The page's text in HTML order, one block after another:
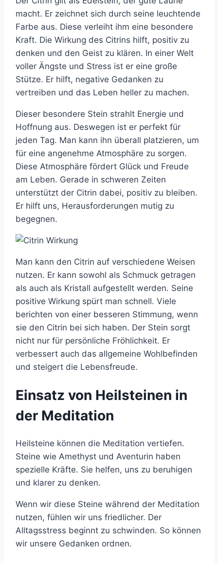
macht. Er zeichnet sich durch seine leuchtende
Farbe aus. Diese verleiht ihm eine besondere
Kraft. Die Wirkung des Citrins hilft, positiv zu
denken und den Geist zu klären. In einer Welt
voller Ängste und Stress ist er eine große
Stütze. Er hilft, negative Gedanken zu
vertreiben und das Leben heller zu machen.
Dieser besondere Stein strahlt Energie und
Hoffnung aus. Deswegen ist er perfekt für
jeden Tag. Man kann ihn überall platzieren, um
für eine angenehme Atmosphäre zu sorgen.
Diese Atmosphäre fördert Glück und Freude
am Leben. Gerade in schweren Zeiten
unterstützt der Citrin dabei, positiv zu bleiben.
Er hilft uns, Herausforderungen mutig zu
begegnen.
Man kann den Citrin auf verschiedene Weisen
nutzen. Er kann sowohl als Schmuck getragen
als auch als Kristall aufgestellt werden. Seine
positive Wirkung spürt man schnell. Viele
berichten von einer besseren Stimmung, wenn
sie den Citrin bei sich haben. Der Stein sorgt
nicht nur für persönliche Fröhlichkeit. Er
verbessert auch das allgemeine Wohlbefinden
und steigert die Lebensfreude.
Einsatz von Heilsteinen in
der Meditation
Heilsteine können die Meditation vertiefen.
Steine wie Amethyst und Aventurin haben
spezielle Kräfte. Sie helfen, uns zu beruhigen
und klarer zu denken.
Wenn wir diese Steine während der Meditation
nutzen, fühlen wir uns friedlicher. Der
Alltagsstress beginnt zu schwinden. So können
wir unsere Gedanken ordnen.